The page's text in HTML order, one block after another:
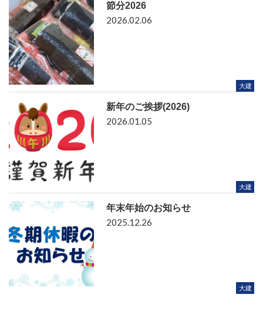
節分2026
大建
2026.02.06
新年のご挨拶(2026)
大建
2026.01.05
年末年始のお知らせ
大建
2025.12.26